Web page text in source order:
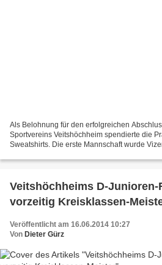
Als Belohnung für den erfolgreichen
Sportvereins Veitshöchheim spendierte die
Sweatshirts. Die erste Mannschaft wurde
Veitshöchheims D-
vorzeitig Kreisklassen-
Veröffentlicht am 16.06.2014 10:27
Von Dieter Gürz